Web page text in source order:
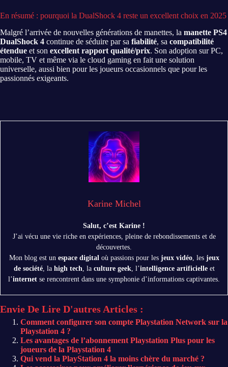
En résumé : pourquoi la DualShock 4 reste un excellent choix en 2025
Malgré l’arrivée de nouvelles générations de manettes, la manette PS4
DualShock 4 continue de séduire par sa fiabilité, sa compatibilité
étendue et son excellent rapport qualité/prix. Son adoption sur PC,
mobile, TV et même via le cloud gaming en fait une solution
universelle, aussi bien pour les joueurs occasionnels que pour les
passionnés exigeants.
Karine Michel
Salut, c’est Karine !
J’ai vécu une vie riche en expériences, pleine de rebondissements et de
découvertes.
Mon blog est un espace digital où passions pour les jeux vidéo, les jeux
de société, la high tech , la culture geek, l’intelligence artificielleet
l’internet se rencontrent dans une symphonie d’informations captivantes.
Envie De Lire D'autres Articles :
Comment configurer son compte Playstation Network sur la
Playstation 4 ?
Les avantages de l’abonnement Playstation Plus pour les
joueurs de la Playstation 4
Qui vend la PlayStation 4 la moins chère du marché ?